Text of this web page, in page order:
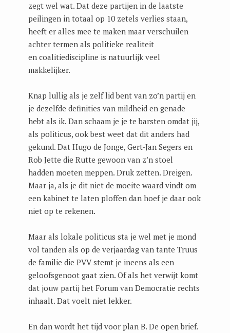
zegt wel wat. Dat deze partijen in de laatste
peilingen in totaal op 10 zetels verlies staan,
heeft er alles mee te maken maar verschuilen
achter termen als politieke realiteit
en coalitiediscipline is natuurlijk veel
makkelijker.
Knap lullig als je zelf lid bent van zo’n partij en
je dezelfde definities van mildheid en genade
hebt als ik. Dan schaam je je te barsten omdat jij,
als politicus, ook best weet dat dit anders had
gekund. Dat Hugo de Jonge, Gert-Jan Segers en
Rob Jette die Rutte gewoon van z’n stoel
hadden moeten meppen. Druk zetten. Dreigen.
Maar ja, als je dit niet de moeite waard vindt om
een kabinet te laten ploffen dan hoef je daar ook
niet op te rekenen.
Maar als lokale politicus sta je wel met je mond
vol tanden als op de verjaardag van tante Truus
de familie die PVV stemt je ineens als een
geloofsgenoot gaat zien. Of als het verwijt komt
dat jouw partij het Forum van Democratie rechts
inhaalt. Dat voelt niet lekker.
En dan wordt het tijd voor plan B. De open brief.